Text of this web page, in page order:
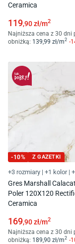
Ceramica
119,90zł/m2
Najniższa cena z 30 dni
obniżką: 139 ,99 zł/m2 -
-10% Z GAZETKI
+3 rozmiary | +1 kolor |
Gres Marshall
Poler 120X120
Ceramica
169,90zł/m2
Najniższa cena z 30 dni
obniżką: 189 ,90 zł/m2 -